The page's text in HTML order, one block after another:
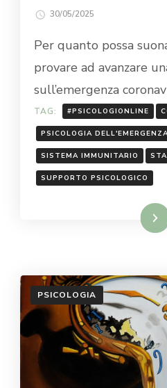
30/05/2025
Per quanto possa
provare ad avanzare
sull’emergenza
TAG: #PSICOLOGIONLINE
PSICOLOGIA
SISTEMA IMMUNITARIO
SUPPORTO PSICOLOGICO
Leggi...
PSICOLOGIA